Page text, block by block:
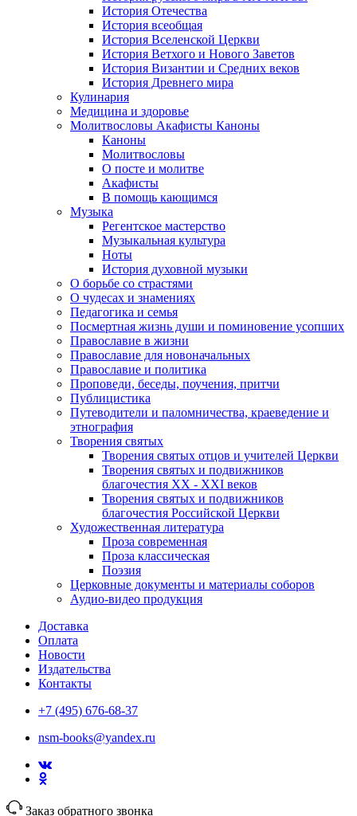
История Отечества
История всеобщая
История Вселенской Церкви
История Ветхого и Нового Заветов
История Византии и Средних веков
История Древнего мира
Кулинария
Медицина и здоровье
Молитвословы Акафисты Каноны
Каноны
Молитвословы
О посте и молитве
Акафисты
В помощь кающимся
Музыка
Регентское мастерство
Музыкальная культура
Ноты
История духовной музыки
О борьбе со страстями
О чудесах и знамениях
Педагогика и семья
Посмертная жизнь души и поминовение усопших
Православие в жизни
Православие для новоначальных
Православие и политика
Проповеди, беседы, поучения, притчи
Публицистика
Путеводители и паломничества, краеведение и
этнография
Творения святых
Творения святых отцов и учителей Церкви
Творения святых и подвижников
благочестия ХХ - ХХI веков
Творения святых и подвижников
благочестия Российской Церкви
Художественная литература
Проза современная
Проза классическая
Поэзия
Церковные документы и материалы соборов
Аудио-видео продукция
Доставка
Оплата
Новости
Издательства
Контакты
+7 (495) 676-68-37
nsm-books@yandex.ru
Заказ обратного звонка